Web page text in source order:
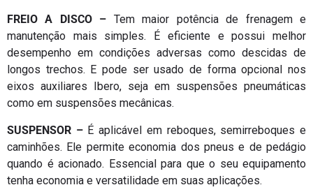
FREIO A DISCO – Tem maior potência de frenagem e
manutenção mais simples. É eficiente e possui melhor
desempenho em condições adversas como descidas de
longos trechos. E pode ser usado de forma opcional nos
eixos auxiliares Ibero, seja em suspensões pneumáticas
como em suspensões mecânicas.
SUSPENSOR – É aplicável em reboques, semirreboques e
caminhões. Ele permite economia dos pneus e de pedágio
quando é acionado. Essencial para que o seu equipamento
tenha economia e versatilidade em suas aplicações.